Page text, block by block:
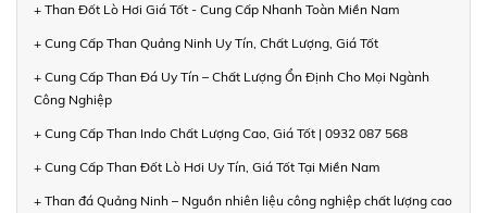
+ Than Đốt Lò Hơi Giá Tốt - Cung Cấp Nhanh Toàn Miền Nam
+ Cung Cấp Than Quảng Ninh Uy Tín, Chất Lượng, Giá Tốt
+ Cung Cấp Than Đá Uy Tín – Chất Lượng Ổn Định Cho Mọi Ngành
Công Nghiệp
+ Cung Cấp Than Indo Chất Lượng Cao, Giá Tốt | 0932 087 568
+ Cung Cấp Than Đốt Lò Hơi Uy Tín, Giá Tốt Tại Miền Nam
+ Than đá Quảng Ninh – Nguồn nhiên liệu công nghiệp chất lượng cao